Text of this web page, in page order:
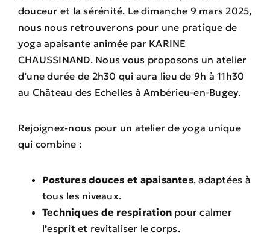
douceur et la sérénité. Le dimanche 9 mars 2025,
nous nous retrouverons pour une pratique de
yoga apaisante animée par KARINE
CHAUSSINAND. Nous vous proposons un atelier
d’une durée de 2h30 qui aura lieu de 9h à 11h30
au Château des Echelles à Ambérieu-en-Bugey.
Rejoignez-nous pour un atelier de yoga unique
qui combine :
Postures douces et apaisantes, adaptées à
tous les niveaux.
Techniques de respiration pour calmer
l’esprit et revitaliser le corps.